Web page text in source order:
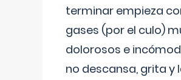
terminar empieza
gases (por el culo)
dolorosos e
no descansa, grita y